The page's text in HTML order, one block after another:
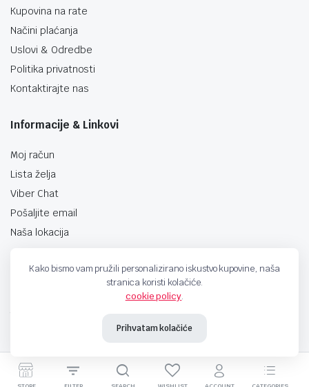
Kupovina na rate
Načini plaćanja
Uslovi & Odredbe
Politika privatnosti
Kontaktirajte nas
Informacije & Linkovi
Moj račun
Lista želja
Viber Chat
Pošaljite email
Naša lokacija
Kako bismo vam pružili personalizirano iskustvo kupovine, naša
stranica koristi kolačiće.
cookie policy.
Prihvatam kolačiće